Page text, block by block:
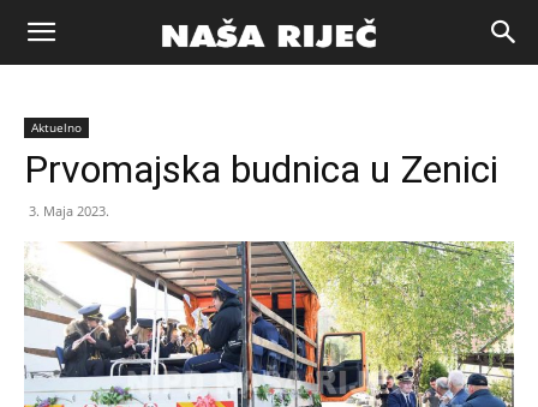
Naša
riječ
Zenica
Aktuelno
Prvomajska budnica u Zenici
3. Maja 2023.